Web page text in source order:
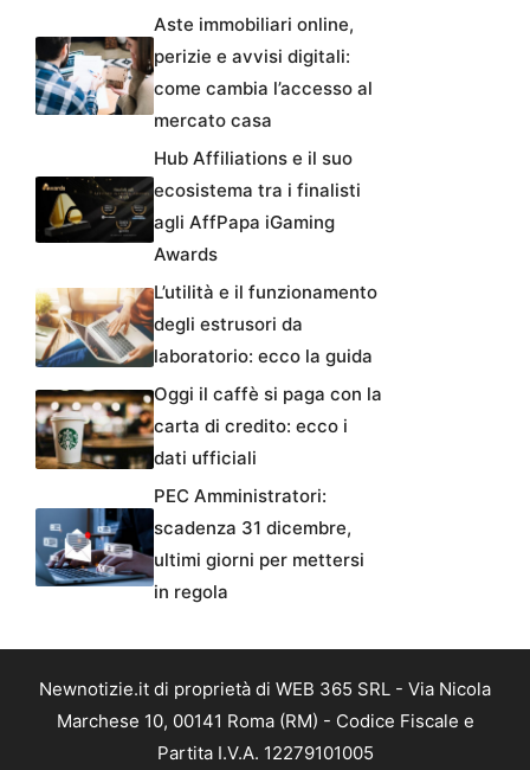
Aste immobiliari online,
perizie e avvisi digitali:
come cambia l’accesso al
mercato casa
Hub Affiliations e il suo
ecosistema tra i finalisti
agli AffPapa iGaming
Awards
L’utilità e il funzionamento
degli estrusori da
laboratorio: ecco la guida
Oggi il caffè si paga con la
carta di credito: ecco i
dati ufficiali
PEC Amministratori:
scadenza 31 dicembre,
ultimi giorni per mettersi
in regola
Newnotizie.it di proprietà di WEB 365 SRL - Via Nicola
Marchese 10, 00141 Roma (RM) - Codice Fiscale e
Partita I.V.A. 12279101005